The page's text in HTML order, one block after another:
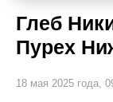
Глеб
Пурех
18 мая 2025 года,